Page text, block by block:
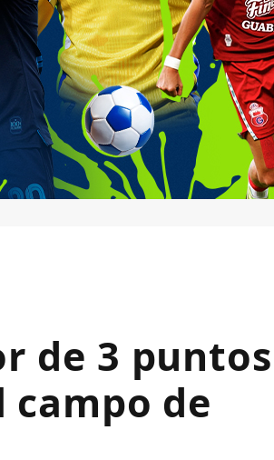
de 3 puntos
campo de